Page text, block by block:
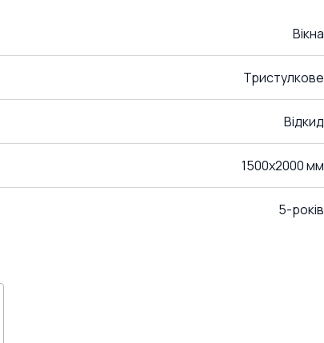
Вікна
Тристулкове
Відкид
1500x2000 мм
5-років